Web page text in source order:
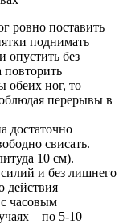
ровно поставить
поднимать
опустить без
обеих ног, то
перерывы в
достаточно
свисать.
10 см).
и без лишнего
действия
часовым
– по 5-10